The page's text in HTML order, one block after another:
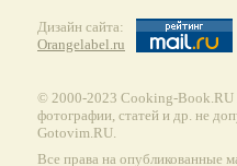
Дизайн сайта:
Orangelabel.ru
© 2000-2023 Сooking-Book.RU
фотографии, статей и др. не
Gotovim.RU.
Все права на опубликованные